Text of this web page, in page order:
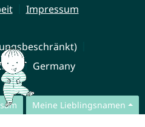
Meine Lieblingsnamen
Impressum
Germany